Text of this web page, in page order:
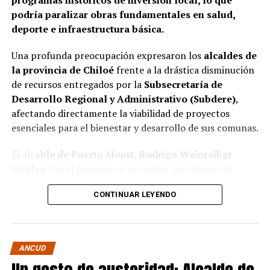
podría paralizar obras fundamentales en salud,
deporte e infraestructura básica.
Una profunda preocupación expresaron los alcaldes de
la provincia de Chiloéfrente a la drástica disminución
de recursos entregados por la Subsecretaría de
Desarrollo Regional y Administrativo (Subdere),
afectando directamente la viabilidad de proyectos
esenciales para el bienestar y desarrollo de sus comunas.
El alca lde de Puerto Montt, Rodrigo Wainraihgt
denunciar públicamente que la Subdere no cuenta con
fondos para financiar iniciativas del Programa de
Mejoramiento de Barrios (PMB), a pesar de que muchas
ya estaban declaradas elegibles.
historia, la Subdere no tiene recursos para estos
CONTINUAR LEYENDO
ANCUD